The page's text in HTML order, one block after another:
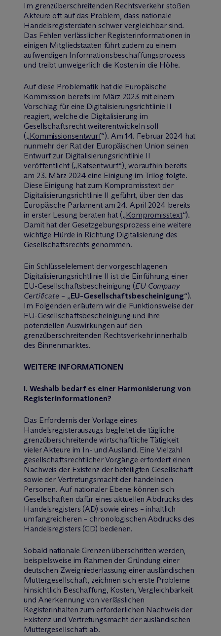
Im grenzüberschreitenden Rechtsverkehr stoßen
Akteure oft auf das Problem, dass nationale
Handelsregisterdaten schwer vergleichbar sind.
Das Fehlen verlässlicher Registerinformationen in
einigen Mitgliedstaaten führt zudem zu einem
aufwendigen Informationsbeschaffungsprozess
und treibt unweigerlich die Kosten in die Höhe.
Auf diese Problematik hat die Europäische
Kommission bereits im März 2023 mit einem
Vorschlag für eine Digitalisierungsrichtlinie II
reagiert, welche die Digitalisierung im
Gesellschaftsrecht weiterentwickeln soll
(„Kommissionsentwurf“). Am 14. Februar 2024 hat
nunmehr der Rat der Europäischen Union seinen
Entwurf zur Digitalisierungsrichtlinie II
veröffentlicht („Ratsentwurf“), woraufhin bereits
am 23. März 2024 eine Einigung im Trilog folgte.
Diese Einigung hat zum Kompromisstext der
Digitalisierungsrichtlinie II geführt, über den das
Europäische Parlament am 24. April 2024 bereits
in erster Lesung beraten hat („Kompromisstext“).
Damit hat der Gesetzgebungsprozess eine weitere
wichtige Hürde in Richtung Digitalisierung des
Gesellschaftsrechts genommen.
Ein Schlüsselelement der vorgeschlagenen
Digitalisierungsrichtlinie II ist die Einführung einer
EU-Gesellschaftsbescheinigung (EU Company
Certificate– „EU-Gesellschaftsbescheinigung“).
Im Folgenden erläutern wir die Funktionsweise der
EU-Gesellschaftsbescheinigung und ihre
potenziellen Auswirkungen auf den
grenzüberschreitenden Rechtsverkehr innerhalb
des Binnenmarktes.
WEITERE INFORMATIONEN
I. Weshalb bedarf es einer Harmonisierung von
Registerinformationen?
Das Erfordernis der Vorlage eines
Handelsregisterauszugs begleitet die tägliche
grenzüberschreitende wirtschaftliche Tätigkeit
vieler Akteure im In- und Ausland. Eine Vielzahl
gesellschaftsrechtlicher Vorgänge erfordert einen
Nachweis der Existenz der beteiligten Gesellschaft
sowie der Vertretungsmacht der handelnden
Personen. Auf nationaler Ebene können sich
Gesellschaften dafür eines aktuellen Abdrucks des
Handelsregisters (AD) sowie eines – inhaltlich
umfangreicheren – chronologischen Abdrucks des
Handelsregisters (CD) bedienen.
Sobald nationale Grenzen überschritten werden,
beispielsweise im Rahmen der Gründung einer
deutschen Zweigniederlassung einer ausländischen
Muttergesellschaft, zeichnen sich erste Probleme
hinsichtlich Beschaffung, Kosten, Vergleichbarkeit
und Anerkennung von verlässlichen
Registerinhalten zum erforderlichen Nachweis der
Existenz und Vertretungsmacht der ausländischen
Muttergesellschaft ab.